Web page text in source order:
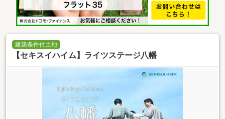
建築条件付土地
【セキスイハイム】ライツステージ八幡